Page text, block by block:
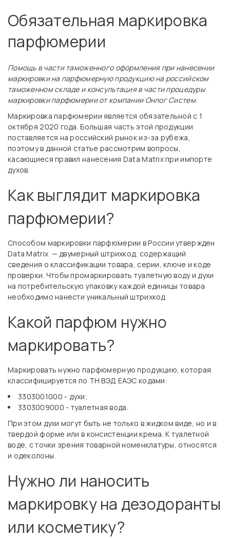
Обязательная маркировка
парфюмерии
Помощь в части таможенного оформления при нанесении
маркировки на парфюмерную продукцию на российском
таможенном складе и консультация в части процедуры
маркировки парфюмерии от компании Онлог Систем.
Маркировка парфюмерии является обязательной с 1
октября 2020 года. Большая часть этой продукции
поставляется на российский рынок из-за рубежа,
поэтому в данной статье рассмотрим вопросы,
касающиеся правил нанесения Data Matrix при импорте
духов.
Как выглядит маркировка
парфюмерии?
Способом маркировки парфюмерии в России утвержден
Data Matrix — двумерный штрихкод, содержащий
сведения о классификации товара, серии, ключе и коде
проверки. Чтобы промаркировать туалетную воду и духи
на потребительскую упаковку каждой единицы товара
необходимо нанести уникальный штрихкод.
Какой парфюм нужно
маркировать?
Маркировать нужно парфюмерную продукцию, которая
классифицируется по ТН ВЭД ЕАЭС кодами:
3303001000 - духи;
3303009000 - туалетная вода.
При этом духи могут быть не только в жидком виде, но и в
твердой форме или в консистенции крема. К туалетной
воде, с точки зрения товарной номенклатуры, относятся
и одеколоны.
Нужно ли наносить
маркировку на дезодоранты
или косметику?